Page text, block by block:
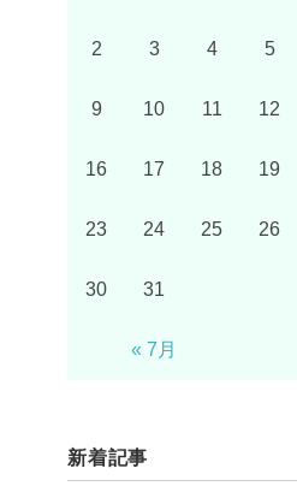
2 3 4 5
9 10 11 12
16 17 18 19
23 24 25 26
30 31
« 7月
新着記事